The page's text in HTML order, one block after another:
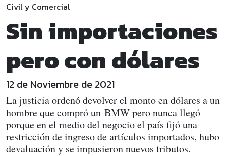
Civil y Comercial
Sin importaciones
pero con dólares
12 de Noviembre de 2021
La justicia ordenó devolver el monto en dólares a un
hombre que compró un BMW pero nunca llegó
porque en el medio del negocio el país fijó una
restricción de ingreso de artículos importados, hubo
devaluación y se impusieron nuevos tributos.